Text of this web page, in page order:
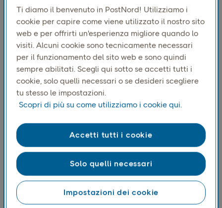
posizione.
Ubicazioni pratiche
La nostra vasta rete di punti di assistenza
semplifica l'invio e la ricezione dei pacchi. I clienti
possono scegliere località vicine alle abitazioni o
ai loro luoghi di lavoro in tutta la Scandinavia.
Ti diamo il benvenuto in PostNord! Utilizziamo i
cookie per capire come viene utilizzato il nostro sito
web e per offrirti un'esperienza migliore quando lo
visiti. Alcuni cookie sono tecnicamente necessari
per il funzionamento del sito web e sono quindi
sempre abilitati. Scegli qui sotto se accetti tutti i
cookie, solo quelli necessari o se desideri scegliere
tu stesso le impostazioni.
Scopri di più su come utilizziamo i cookie qui.
Impostazioni dei cookie
Solo quelli necessari
Accetti tutti i cookie